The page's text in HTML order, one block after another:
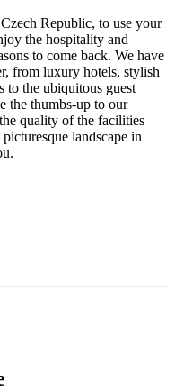
Republic, to use your
the hospitality and
to come back. We have
from luxury hotels, stylish
to the ubiquitous guest
the thumbs-up to our
quality of the facilities
landscape in